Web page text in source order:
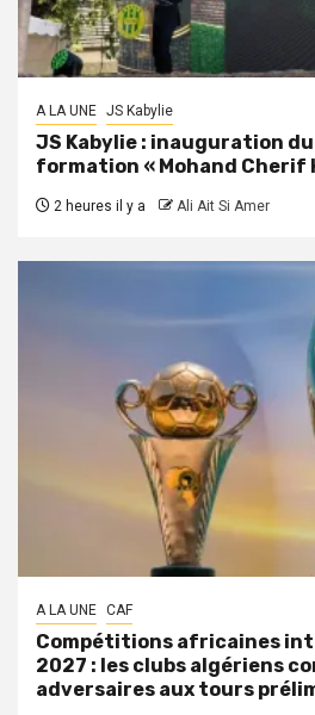
A LA UNE JS Kabylie
JS Kabylie : inauguration
formation « Mohand Cherif
2 heures il y a Ali Ait Si Amer
A LA UNE CAF
Compétitions africaines
2027 : les clubs algériens
adversaires aux tours